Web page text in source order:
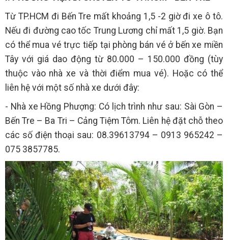
Từ TP.HCM đi Bến Tre mất khoảng 1,5 -2 giờ đi xe ô tô.
Nếu đi đường cao tốc Trung Lương chỉ mất 1,5 giờ. Bạn
có thể mua vé trực tiếp tại phòng bán vé ở bến xe miền
Tây với giá dao động từ 80.000 – 150.000 đồng (tùy
thuộc vào nhà xe và thời điểm mua vé). Hoặc có thể
liên hệ với một số nhà xe dưới đây:
- Nhà xe Hồng Phượng: Có lịch trình như sau: Sài Gòn –
Bến Tre – Ba Tri – Cảng Tiệm Tôm. Liên hệ đặt chỗ theo
các số điện thoại sau: 08.39613794 – 0913 965242 –
075 3857785.